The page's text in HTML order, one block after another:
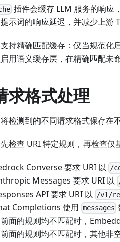
插件会缓存 LLM 服务的响应
示词的响应延迟，并减少上游
持精确匹配缓存：仅当规范化
用语义缓存层，在精确匹配未
求格式处理
检测到的不同请求格式保存在
检查 URI 特定规则，再检查仅
Converse 要求 URI 以 /
Messages 要求 URI 以
API 要求 URI 以
/v1/
Completions 使用 messages
面的规则均不匹配时，
面的规则均不匹配时，其他非